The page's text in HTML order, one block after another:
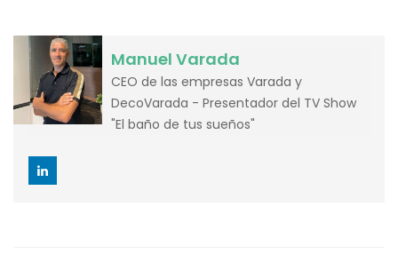
Manuel Varada
CEO de las empresas Varada y
DecoVarada - Presentador del TV Show
"El baño de tus sueños"